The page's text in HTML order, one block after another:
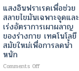
รักษา
เส้นเลือด
ขอด
แบบ
ไม่
ผ่าตัด
สมัย
แสงอินฟราเรดเพื่อช่วย
สลายไขมันเฉพาะจุดและ
เร่งอัตราการเผาผลาญ
ของร่างกาย เทคโนโลยี
สมัยใหม่เพื่อการลดน้ำ
หนัก
Comments Offon